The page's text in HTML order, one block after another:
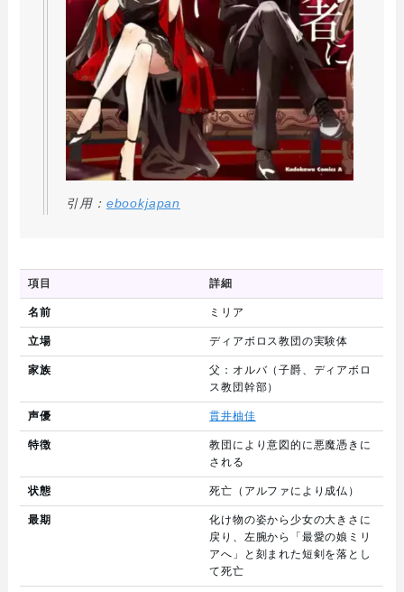
引用： ebookjapan
項目 詳細
名前 ミリア
立場 ディアボロス教団の実験体
家族
父：オルバ（子爵、ディアボロ
ス教団幹部）
声優 貫井柚佳
特徴
教団により意図的に悪魔憑きに
される
状態 死亡（アルファにより成仏）
最期
化け物の姿から少女の大きさに
戻り、左腕から「最愛の娘ミリ
アへ」と刻まれた短剣を落とし
て死亡